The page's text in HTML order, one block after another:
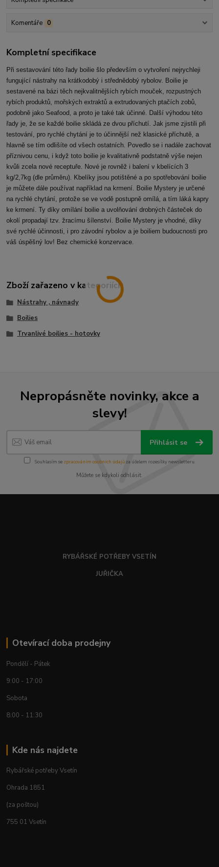
Komentáře 0
Kompletní specifikace
Při sestavování této řady boilie šlo především o vytvoření nejrychleji
fungující nástrahy na krátkodobý i střednědobý rybolov. Boilie je
sestavené na bázi těch nejkvalitnějších rybích mouček, rozpustných
rybích produktů, mořských extraktů a extrudovaných ptačích zobů,
podobně jako Seafood, a proto je také tak účinné. Další výhodou této
řady je, že se každé boilie skládá ze dvou příchutí. Jak jsme zjistili při
testování, pro rychlé chytání je to účinnější než klasické příchutě, a
hlavně se tím odlišíte od všech ostatních. Povedlo se i nadále zachovat
příznivou cenu, i když toto boilie je kvalitativně podstatně výše nejen
kvůli zcela nové receptuře. Nové je rovněž i balení v kbelících 3
kg/2,7kg (dle průměru). Kbelíky jsou potištěné a po spotřebování boilie
je můžete dále používat například na krmení. Boilie Mystery je určené
na rychlé chytání, protože se ve vodě postupně omílá, a tím láká kapry
ke krmení. Ty díky omílání boilie a uvolňování drobných částeček do
okolí propadají tzv. žracímu šílenství. Boilie Mystery je vhodné, díky
své rychlé účinnosti, i pro závodní rybolov a je boiliem budoucnosti pro
váš úspěšný lov! Bez chemické konzervace.
Zboží zařazeno v kategoriích
Nástrahy , návnady
Boilies
Trvanlivé boilies - hotovky
Nepropásněte novinky, akce a
slevy!
Přihlásit se
Souhlasím se zpracováním osobních údajůza účelem rozesílky newsletteru.
Můžete se kdykoli odhlásit.
RYBÁŘSKÉ POTŘEBY VSETÍN
JUŘIČKA
Otevírací doba prodejny
Pondělí - Pátek
9:00 - 17:00
Sobota
8:00 - 11:30
Kde nás najdete
Rybářské potřeby Vsetín
Ohrada 1851
(za poštou)
755 01 Vsetín